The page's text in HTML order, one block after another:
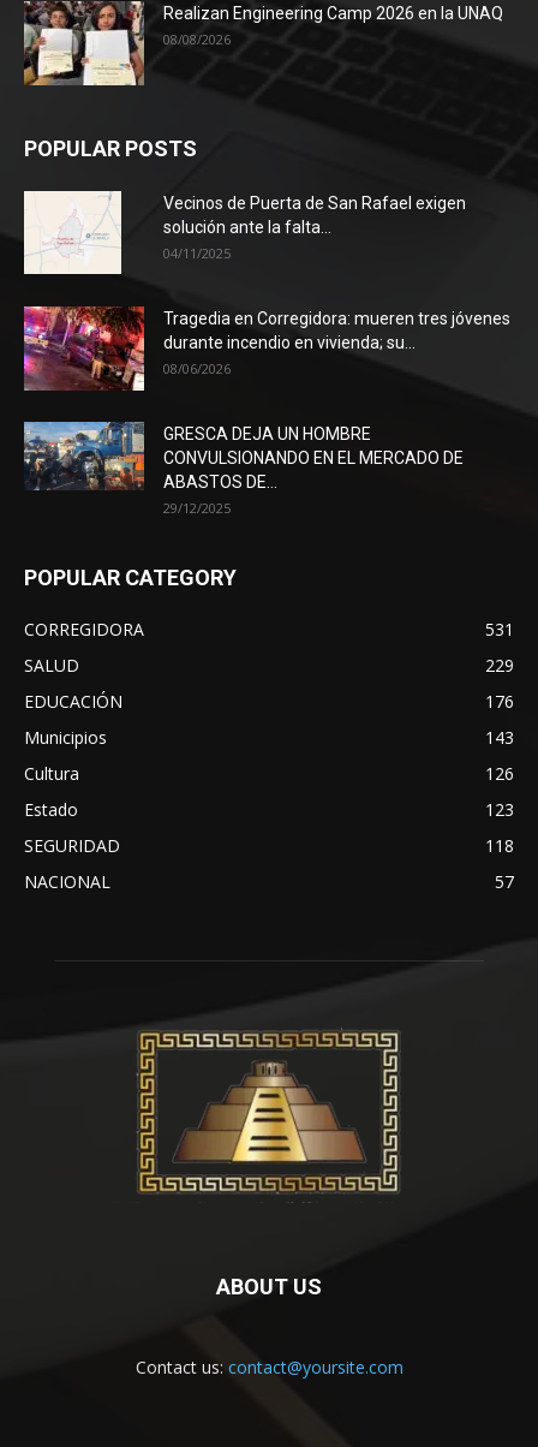
Realizan Engineering Camp 2026 en la UNAQ
08/08/2026
POPULAR POSTS
Vecinos de Puerta de San Rafael exigen
solución ante la falta...
04/11/2025
Tragedia en Corregidora: mueren tres jóvenes
durante incendio en vivienda; su...
08/06/2026
GRESCA DEJA UN HOMBRE
CONVULSIONANDO EN EL MERCADO DE
ABASTOS DE...
29/12/2025
POPULAR CATEGORY
CORREGIDORA
531
SALUD
229
EDUCACIÓN
176
Municipios
143
Cultura
126
Estado
123
SEGURIDAD
118
NACIONAL
57
ABOUT US
Contact us: contact@yoursite.com